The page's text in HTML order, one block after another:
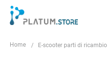
E-scooter parti di ricambio